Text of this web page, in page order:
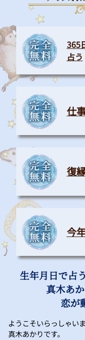
365
占う
仕
復
今
生年月日で占
真木あ
恋が
ようこそいらっしゃいま
真木あかりです。